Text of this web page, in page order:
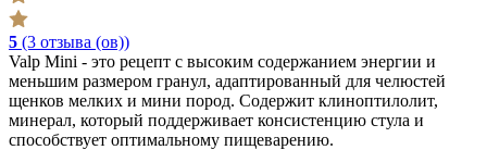
5 (3 отзывa (ов))
Valp Mini - это рецепт с высоким содержанием энергии и
меньшим размером гранул, адаптированный для челюстей
щенков мелких и мини пород. Содержит клиноптилолит,
минерал, который поддерживает консистенцию стула и
способствует оптимальному пищеварению.